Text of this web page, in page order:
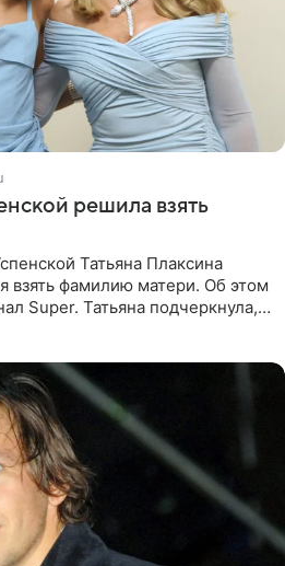
решила взять
Татьяна Плаксина
взять фамилию матери. Об этом
Super. Татьяна подчеркнула,